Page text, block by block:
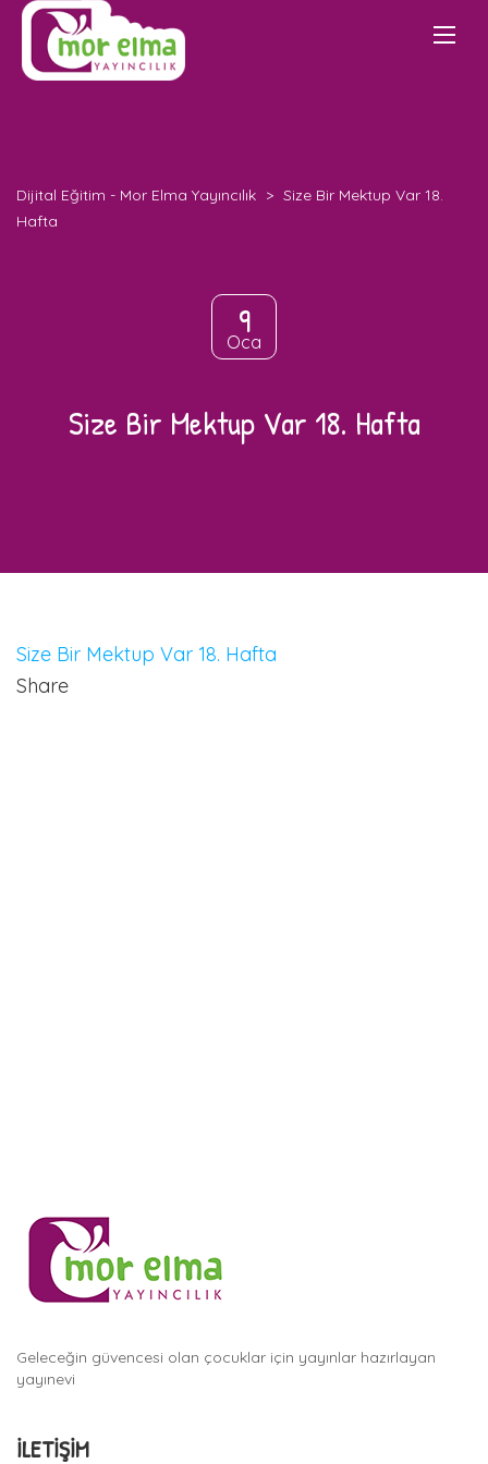
Dijital Eğitim - Mor Elma Yayıncılık > Size Bir Mektup Var 18.
Hafta
9
Oca
Size Bir Mektup Var 18. Hafta
Size Bir Mektup Var 18. Hafta
Share
Geleceğin güvencesi olan çocuklar için yayınlar hazırlayan
yayınevi
İLETIŞIM